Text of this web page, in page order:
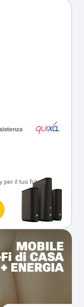
per il tuo futuro
MOBILE
di CASA
+ ENERGIA